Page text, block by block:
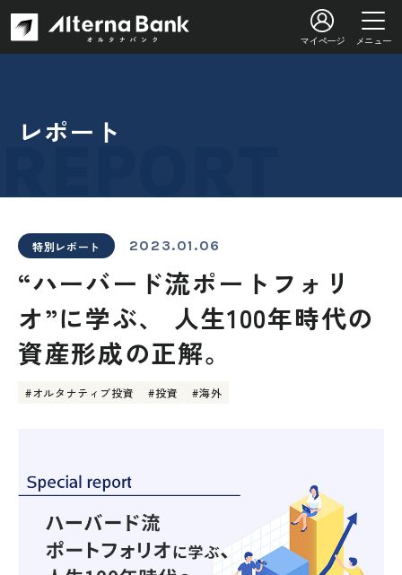
マイページ メニュー
レポート
特別レポート 2023.01.06
“ハーバード流ポートフォリ
オ”に学ぶ、 人生100年時代の
資産形成の正解。
#オルタナティブ投資 #投資 #海外